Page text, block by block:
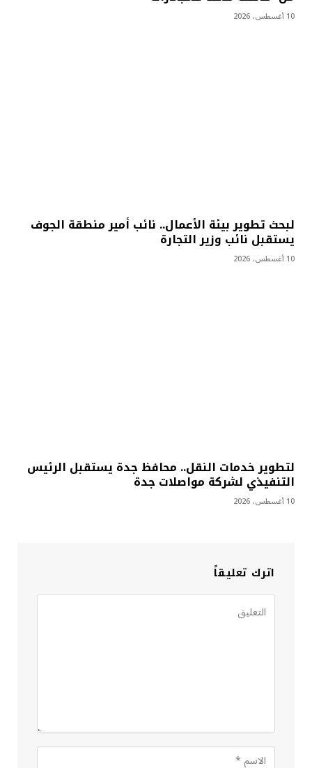
10 أغسطس، 2026
لبحث تطوير بيئة الأعمال.. نائب أمير منطقة الجوف
يستقبل نائب وزير التجارة
10 أغسطس، 2026
لتطوير خدمات النقل.. محافظ جدة يستقبل الرئيس
التنفيذي لشركة مواصلات جدة
10 أغسطس، 2026
اترك تعليقاً